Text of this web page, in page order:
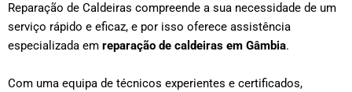
Reparação de Caldeiras compreende a sua necessidade de um
serviço rápido e eficaz, e por isso oferece assistência
especializada em reparação de caldeiras em Gâmbia.
Com uma equipa de técnicos experientes e certificados,